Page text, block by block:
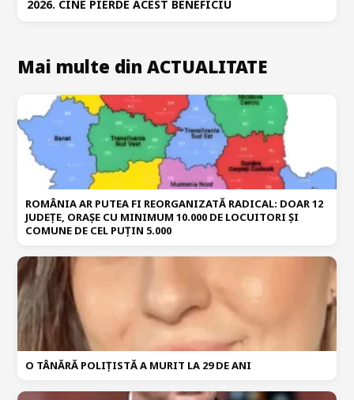
2026. CINE PIERDE ACEST BENEFICIU
Mai multe din ACTUALITATE
ROMÂNIA AR PUTEA FI REORGANIZATĂ RADICAL: DOAR 12
JUDEȚE, ORAȘE CU MINIMUM 10.000 DE LOCUITORI ȘI
COMUNE DE CEL PUȚIN 5.000
O TÂNĂRĂ POLIȚISTĂ A MURIT LA 29 DE ANI